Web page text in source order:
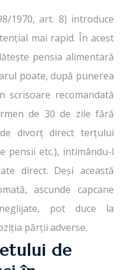
1970, art. 8) introduce
mai rapid. În acest
pensia alimentară
poate, după punerea
recomandată
de 30 de zile fără
divorț direct terțului
pensii etc.), intimându-l
direct. Deși această
ascunde capcane
pot duce la
părții adverse.
de